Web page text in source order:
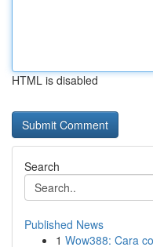
HTML is disabled
Search
Published News
1 Wow388: Cara